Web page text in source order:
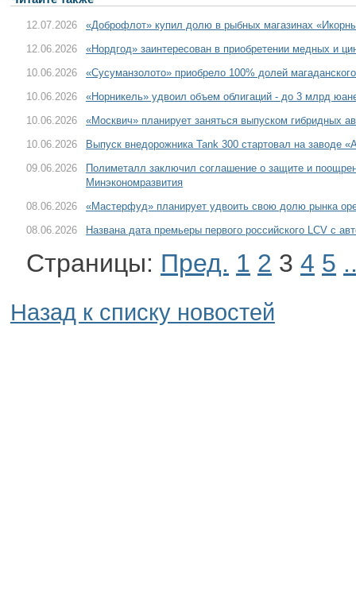
12.07.2026
«Доброфлот» купил долю в рыбных магазинах
12.06.2026
«Нордгод» заинтересован в приобретении медных и
10.06.2026
«Сусуманзолото» приобрело 100% долей
10.06.2026
«Норникель» удвоил объем облигаций - до 3 млрд
10.06.2026
«Москвич» планирует заняться выпуском гибридных
10.06.2026
Выпуск внедорожника Tank 300 стартовал на заводе
09.06.2026
Полиметалл заключил соглашение о защите и
Минэкономразвития
08.06.2026
«Мастерфуд» планирует удвоить свою долю рынка
08.06.2026
Названа дата премьеры первого российского LCV с
Страницы: Пред. 1 2 3 4 5
Назад к списку новостей